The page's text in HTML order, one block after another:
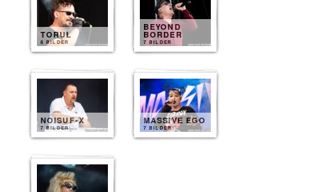
TORUL
8 BILDER
BEYOND
BORDER
7 BILDER
NOISUF-X
7 BILDER
MASSIVE EGO
7 BILDER